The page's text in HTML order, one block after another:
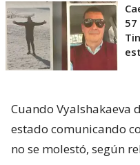
Cuando Vyalshakaeva
estado comunicando
no se molestó, según